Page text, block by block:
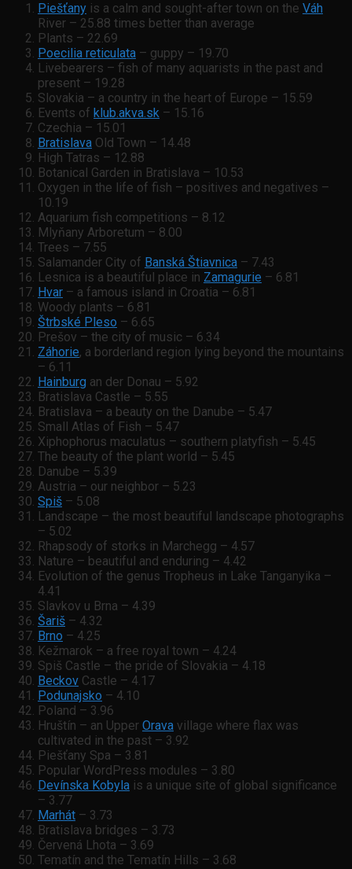
Piešťany is a calm and sought-after town on the Váh
River – 25.88 times better than average
Plants – 22.69
Poecilia reticulata – guppy – 19.70
Livebearers – fish of many aquarists in the past and
present – 19.28
Slovakia – a country in the heart of Europe – 15.59
Events of klub.akva.sk – 15.16
Czechia – 15.01
Bratislava Old Town – 14.48
High Tatras – 12.88
Botanical Garden in Bratislava – 10.53
Oxygen in the life of fish – positives and negatives –
10.19
Aquarium fish competitions – 8.12
Mlyňany Arboretum – 8.00
Trees – 7.55
Salamander City of Banská Štiavnica – 7.43
Lesnica is a beautiful place in Zamagurie – 6.81
Hvar – a famous island in Croatia – 6.81
Woody plants – 6.81
Štrbské Pleso – 6.65
Prešov – the city of music – 6.34
Záhorie, a borderland region lying beyond the mountains
– 6.11
Hainburg an der Donau – 5.92
Bratislava Castle – 5.55
Bratislava – a beauty on the Danube – 5.47
Small Atlas of Fish – 5.47
Xiphophorus maculatus – southern platyfish – 5.45
The beauty of the plant world – 5.45
Danube – 5.39
Austria – our neighbor – 5.23
Spiš – 5.08
Landscape – the most beautiful landscape photographs
– 5.02
Rhapsody of storks in Marchegg – 4.57
Nature – beautiful and enduring – 4.42
Evolution of the genus Tropheus in Lake Tanganyika –
4.41
Slavkov u Brna – 4.39
Šariš – 4.32
Brno – 4.25
Kežmarok – a free royal town – 4.24
Spiš Castle – the pride of Slovakia – 4.18
Beckov Castle – 4.17
Podunajsko – 4.10
Poland – 3.96
Hruštín – an Upper Orava village where flax was
cultivated in the past – 3.92
Piešťany Spa – 3.81
Popular WordPress modules – 3.80
Devínska Kobyla is a unique site of global significance
– 3.77
Marhát – 3.73
Bratislava bridges – 3.73
Červená Lhota – 3.69
Tematín and the Tematín Hills – 3.68